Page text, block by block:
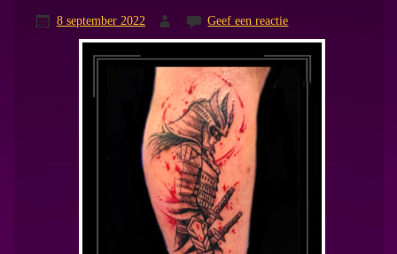
8 september 2022 Geef een reactie